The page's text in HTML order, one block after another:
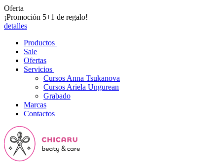
Oferta
¡Promoción 5+1 de regalo!
detalles
Productos
Sale
Ofertas
Servicios
Cursos Anna Tsukanova
Cursos Ariela Ungurean
Grabado
Marcas
Contactos